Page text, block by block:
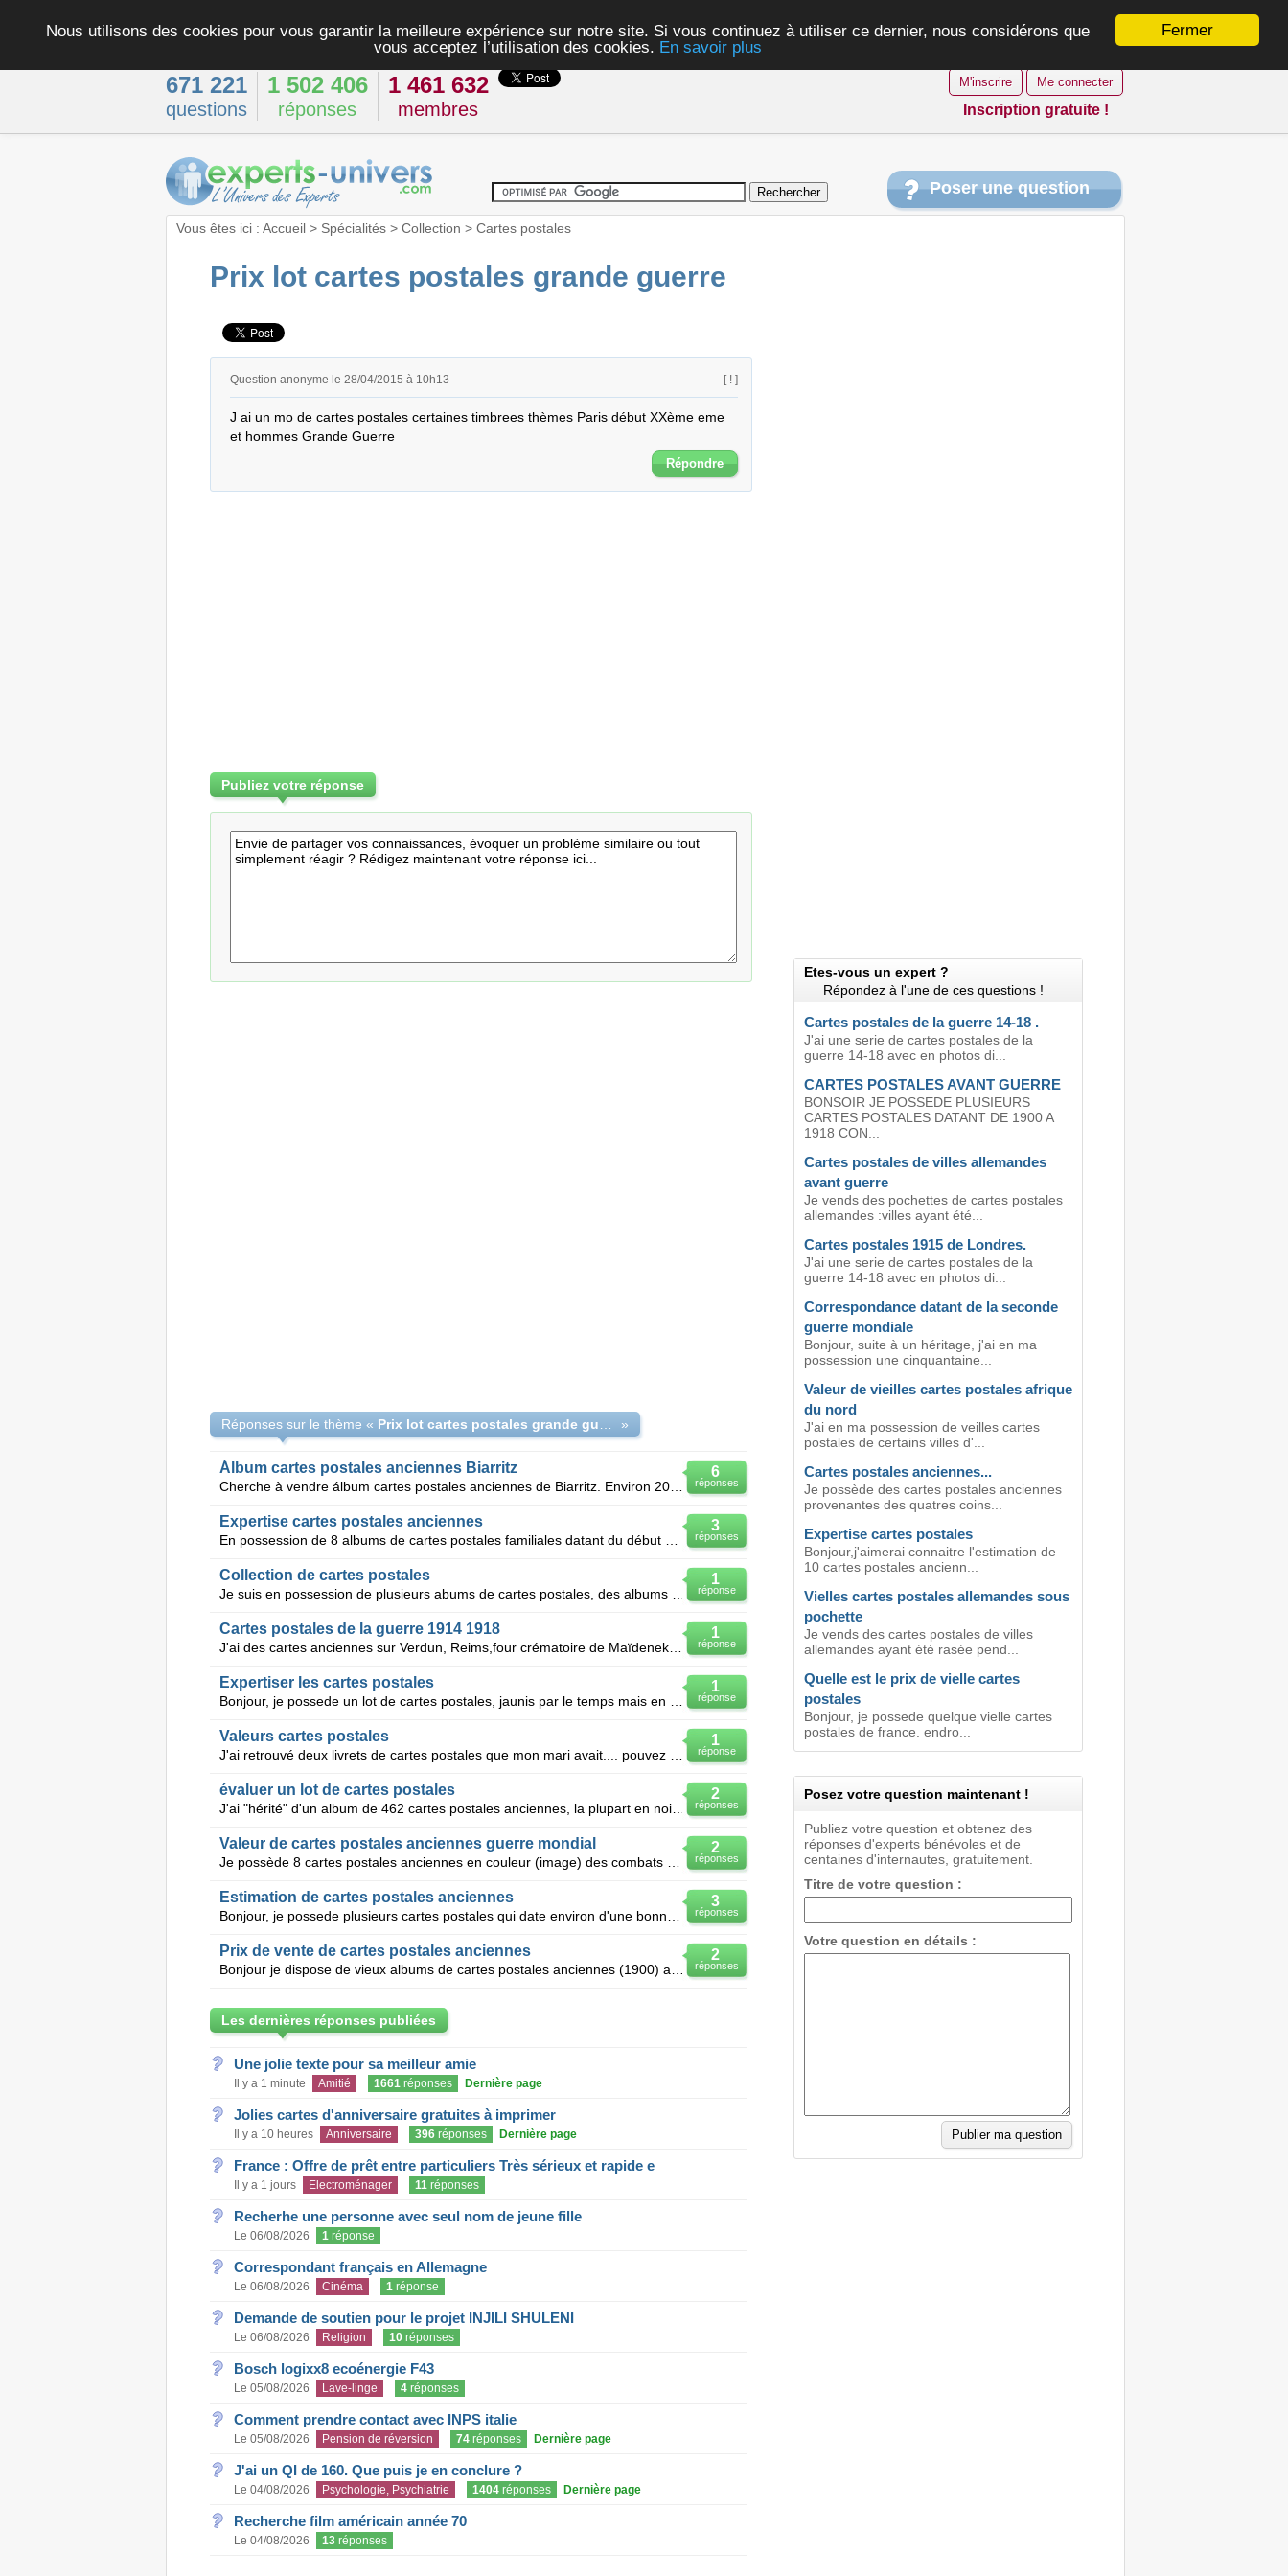
Fermer
Nous utilisons des cookies pour vous garantir la meilleure expérience sur notre site. Si vous continuez à utiliser ce dernier, nous considérons que
vous acceptez l’utilisation des cookies. En savoir plus
671 221
questions
1 502 406
réponses
1 461 632
membres
M'inscrire Me connecter
Inscription gratuite !
Poser une question
Vous êtes ici : Accueil> Spécialités> Collection > Cartes postales
Prix lot cartes postales grande guerre
Question anonyme le 28/04/2015 à 10h13 [ ! ]
J ai un mo de cartes postales certaines timbrees thèmes Paris début XXème eme
et hommes Grande Guerre
Répondre
Publiez votre réponse
Réponses sur le thème « »
6
réponses
Álbum cartes postales anciennes Biarritz
Cherche à vendre álbum cartes postales anciennes de Biarritz. Environ 200 cartes postales avant guer
3
réponses
Expertise cartes postales anciennes
1
réponse
Collection de cartes postales
1
réponse
Cartes postales de la guerre 1914 1918
J'ai des cartes anciennes sur Verdun, Reims,four crématoire de Maïdenek(pologne), guerre en Argonne,
1
réponse
Expertiser les cartes postales
1
réponse
Valeurs cartes postales
2
réponses
évaluer un lot de cartes postales
J'ai "hérité" d'un album de 462 cartes postales anciennes, la plupart en noir et blanc datant pour l
2
réponses
Valeur de cartes postales anciennes guerre mondial
3
réponses
Estimation de cartes postales anciennes
2
réponses
Prix de vente de cartes postales anciennes
Les dernières réponses publiées
Une jolie texte pour sa meilleur amie
Il y a 1 minute Amitié 1661réponses Dernière page
Jolies cartes d'anniversaire gratuites à imprimer
Il y a 10 heures Anniversaire 396réponses Dernière page
France : Offre de prêt entre particuliers Très sérieux et rapide e
Il y a 1 jours Electroménager 11réponses
Recherhe une personne avec seul nom de jeune fille
Le 06/08/2026 1réponse
Correspondant français en Allemagne
Le 06/08/2026 Cinéma 1réponse
Demande de soutien pour le projet INJILI SHULENI
Le 06/08/2026 Religion 10réponses
Bosch logixx8 ecoénergie F43
Le 05/08/2026 Lave-linge 4réponses
Comment prendre contact avec INPS italie
Le 05/08/2026 Pension de réversion 74réponses Dernière page
J'ai un QI de 160. Que puis je en conclure ?
Le 04/08/2026 Psychologie, Psychiatrie 1404réponses Dernière page
Recherche film américain année 70
Le 04/08/2026 13réponses
Etes-vous un expert ?
Répondez à l'une de ces questions !
Cartes postales de la guerre 14-18 .
J'ai une serie de cartes postales de la
guerre 14-18 avec en photos di...
CARTES POSTALES AVANT GUERRE
BONSOIR JE POSSEDE PLUSIEURS
CARTES POSTALES DATANT DE 1900 A
1918 CON...
Cartes postales de villes allemandes
avant guerre
Je vends des pochettes de cartes postales
allemandes :villes ayant été...
Cartes postales 1915 de Londres.
J'ai une serie de cartes postales de la
guerre 14-18 avec en photos di...
Correspondance datant de la seconde
guerre mondiale
Bonjour, suite à un héritage, j'ai en ma
possession une cinquantaine...
Valeur de vieilles cartes postales afrique
du nord
J'ai en ma possession de veilles cartes
postales de certains villes d'...
Cartes postales anciennes...
Je possède des cartes postales anciennes
provenantes des quatres coins...
Expertise cartes postales
Bonjour,j'aimerai connaitre l'estimation de
10 cartes postales ancienn...
Vielles cartes postales allemandes sous
pochette
Je vends des cartes postales de villes
allemandes ayant été rasée pend...
Quelle est le prix de vielle cartes
postales
Bonjour, je possede quelque vielle cartes
postales de france. endro...
Posez votre question maintenant !
Publiez votre question et obtenez des
réponses d'experts bénévoles et de
centaines d'internautes, gratuitement.
Titre de votre question :
Votre question en détails :